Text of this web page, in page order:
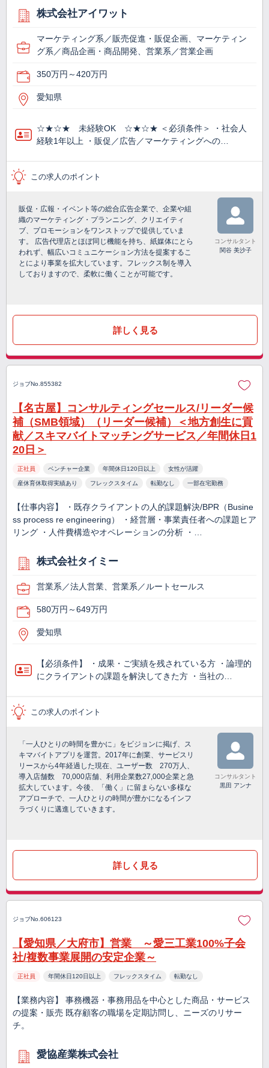
株式会社アイワット
マーケティング系／販売促進・販促企画、マーケティン
グ系／商品企画・商品開発、営業系／営業企画
350万円～420万円
愛知県
☆★☆★ 未経験OK ☆★☆★ ＜必須条件＞ ・社会人
経験1年以上 ・販促／広告／マーケティングへの…
この求人のポイント
販促・広報・イベント等の総合広告企業で、企業や組
織のマーケティング・プランニング、クリエイティ
ブ、プロモーションをワンストップで提供していま
す。 広告代理店とほぼ同じ機能を持ち、紙媒体にとら
われず、幅広いコミュニケーション方法を提案するこ
とにより事業を拡大しています。フレックス制を導入
しておりますので、柔軟に働くことが可能です。
コンサルタント
関谷 美沙子
詳しく見る
ジョブNo.855382
【名古屋】コンサルティングセールス/リーダー候
補（SMB領域）（リーダー候補）＜地方創生に貢
献／スキマバイトマッチングサービス／年間休日1
20日＞
正社員 ベンチャー企業 年間休日120日以上 女性が活躍
産休育休取得実績あり フレックスタイム 転勤なし 一部在宅勤務
【仕事内容】 ・既存クライアントの人的課題解決/BPR（Busine
ss process re engineering） ・経営層・事業責任者への課題ヒア
リング ・人件費構造やオペレーションの分析 ・…
株式会社タイミー
営業系／法人営業、営業系／ルートセールス
580万円～649万円
愛知県
【必須条件】 ・成果・ご実績を残されている方 ・論理的
にクライアントの課題を解決してきた方 ・当社の…
この求人のポイント
「一人ひとりの時間を豊かに」をビジョンに掲げ、ス
キマバイトアプリを運営。2017年に創業、サービスリ
リースから4年経過した現在、ユーザー数 270万人、
導入店舗数 70,000店舗、利用企業数27,000企業と急
拡大しています。今後、「働く」に留まらない多様な
アプローチで、一人ひとりの時間が豊かになるインフ
ラづくりに邁進していきます。
コンサルタント
黒田 アンナ
詳しく見る
ジョブNo.606123
【愛知県／大府市】営業 ～愛三工業100%子会
社/複数事業展開の安定企業～
正社員 年間休日120日以上 フレックスタイム 転勤なし
【業務内容】 事務機器・事務用品を中心とした商品・サービス
の提案・販売 既存顧客の職場を定期訪問し、ニーズのリサー
チ。
愛協産業株式会社